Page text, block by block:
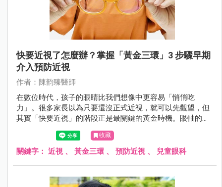
快要近視了怎麼辦？掌握「黃金三環」3 步驟早期
介入預防近視
作者：陳韵臻醫師
在數位時代，孩子的眼睛比我們想像中更容易「悄悄吃
力」。很多家長以為只要還沒正式近視，就可以先觀望，但
其實「快要近視」的階段正是最關鍵的黃金時機。眼軸的微
小延長往往在不知不覺中發生，若不及早介入，近視度數可
能快速加深，甚至發展成中高度近視，增加長期視網膜併發
症風險。
收藏
關鍵字： 近視 、 黃金三環 、 預防近視 、 兒童眼科